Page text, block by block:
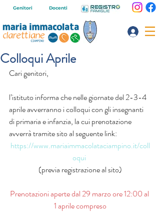
Genitori Docenti
Colloqui Aprile
Cari genitori,
l’istituto informa che nelle giornate del 2-3-4
aprile avverranno i colloqui con gli insegnanti
di primaria e infanzia, la cui prenotazione
avverrà tramite sito al seguente link:
https://www.mariaimmacolataciampino.it/coll
oqui
(previa registrazione al sito)
Prenotazioni aperte dal 29 marzo ore 12:00 al
1 aprile compreso